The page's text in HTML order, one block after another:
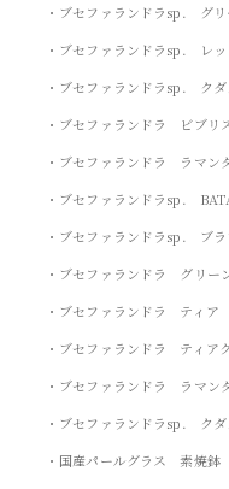
・ブセファランドラsp. グリ
・ブセファランドラsp. レ
・ブセファランドラsp. ク
・ブセファランドラ ビブリ
・ブセファランドラ ラマン
・ブセファランドラsp.
・ブセファランドラsp. ブラ
・ブセファランドラ グリー
・ブセファランドラ ティア
・ブセファランドラ ティア
・ブセファランドラ ラマン
・ブセファランドラsp. ク
・国産パールグラス 素焼鉢